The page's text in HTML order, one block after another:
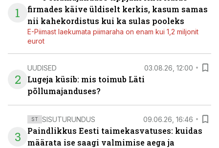
1
firmades käive üldiselt kerkis, kasum samas
nii kahekordistus kui ka sulas pooleks
E-Piimast laekumata piimaraha on enam kui 1,2 miljonit
eurot
2
UUDISED 03.08.26, 12:00
Lugeja küsib: mis toimub Läti
põllumajanduses?
3
ST SISUTURUNDUS 09.06.26, 16:46
Paindlikkus Eesti taimekasvatuses: kuidas
määrata ise saagi valmimise aega ja